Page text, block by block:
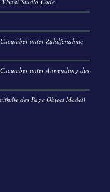
unter Zuhilfenahme
unter Anwendung des
des Page Object Model)